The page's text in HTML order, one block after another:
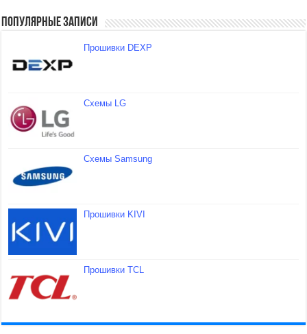
Популярные записи
Прошивки DEXP
Схемы LG
Схемы Samsung
Прошивки KIVI
Прошивки TCL